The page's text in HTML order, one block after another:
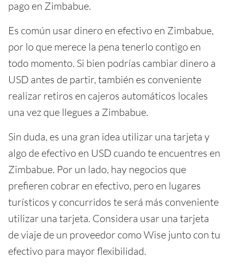
pago en Zimbabue.
Es común usar dinero en efectivo en Zimbabue,
por lo que merece la pena tenerlo contigo en
todo momento. Si bien podrías cambiar dinero a
USD antes de partir, también es conveniente
realizar retiros en cajeros automáticos locales
una vez que llegues a Zimbabue.
Sin duda, es una gran idea utilizar una tarjeta y
algo de efectivo en USD cuando te encuentres en
Zimbabue. Por un lado, hay negocios que
prefieren cobrar en efectivo, pero en lugares
turísticos y concurridos te será más conveniente
utilizar una tarjeta. Considera usar una tarjeta
de viaje de un proveedor como Wise junto con tu
efectivo para mayor flexibilidad.